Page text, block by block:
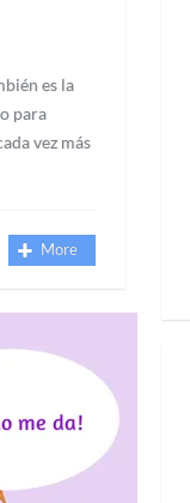
es la
para
vez más
More